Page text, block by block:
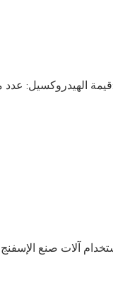
قيمة الهيدروكسيل: عدد ملليغرامات من هيدروكسيد البوتاسيوم المكافئ لمحتوى الهيدروكسيل لكل غرام من العينة ، محسوبة على أنها:
آلات صنع